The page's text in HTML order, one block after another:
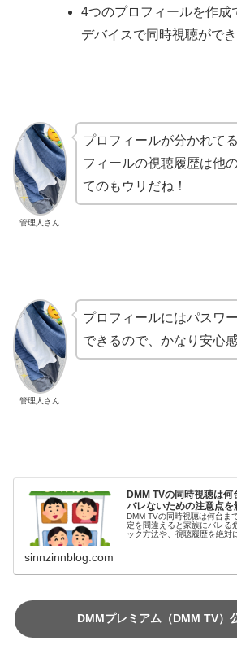
4つのプロフィールを作成
デバイスで同時視聴ができ
管理人さん
プロフィールが分かれて
フィールの視聴履歴は他
てのもウリだね！
管理人さん
プロフィールにはパスワ
できるので、かなり安心
DMM TVの同時視聴は何
バレないための注意点を
DMM TVの同時視聴は何台ま
定を間違えると家族にバレる
ック方法や、視聴履歴を絶対
sinnzinnblog.com
DMMプレミアム（DMM TV）